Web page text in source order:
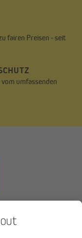
fairen Preisen - seit
umfassenden